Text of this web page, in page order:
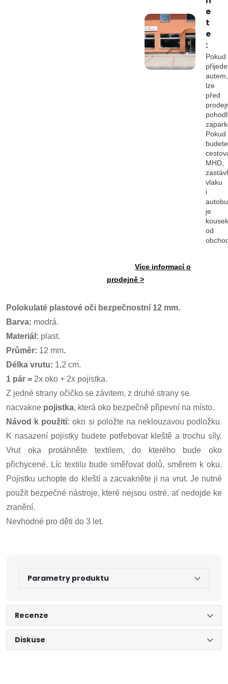
Polokulaté plastové oči bezpečnostní 12 mm.
Barva: modrá.
Materiál: plast.
Průměr: 12 mm.
Délka vrutu: 1,2 cm.
1 pár = 2x oko + 2x pojistka.
Z jedné strany očičko se závitem, z druhé strany se
nacvakne pojistka, která oko bezpečně připevní na místo.
Návod k použití:oko si položte na neklouzavou podložku.
K nasazení pojistky budete potřebovat kleště a trochu síly.
Vrut oka protáhněte textilem, do kterého bude oko
přichycené. Líc textilu bude směřovat dolů, směrem k oku.
Pojistku uchopte do kleští a zacvakněte ji na vrut. Je nutné
použít bezpečné nástroje, které nejsou ostré, ať nedojde ke
zranění.
Nevhodné pro děti do 3 let.
e
t
e
:
Pokud
autem,
lze
před
Pokud
budete
MHD,
vlaku
i
je
kousek
od
Více informací o
prodejně >
Parametry produktu
Recenze
Diskuse